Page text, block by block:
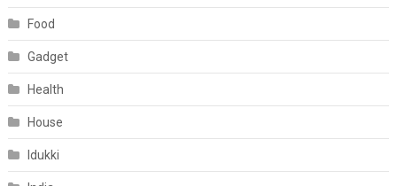
Food
Gadget
Health
House
Idukki